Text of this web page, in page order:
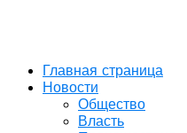
Главная страница
Новости
Общество
Власть